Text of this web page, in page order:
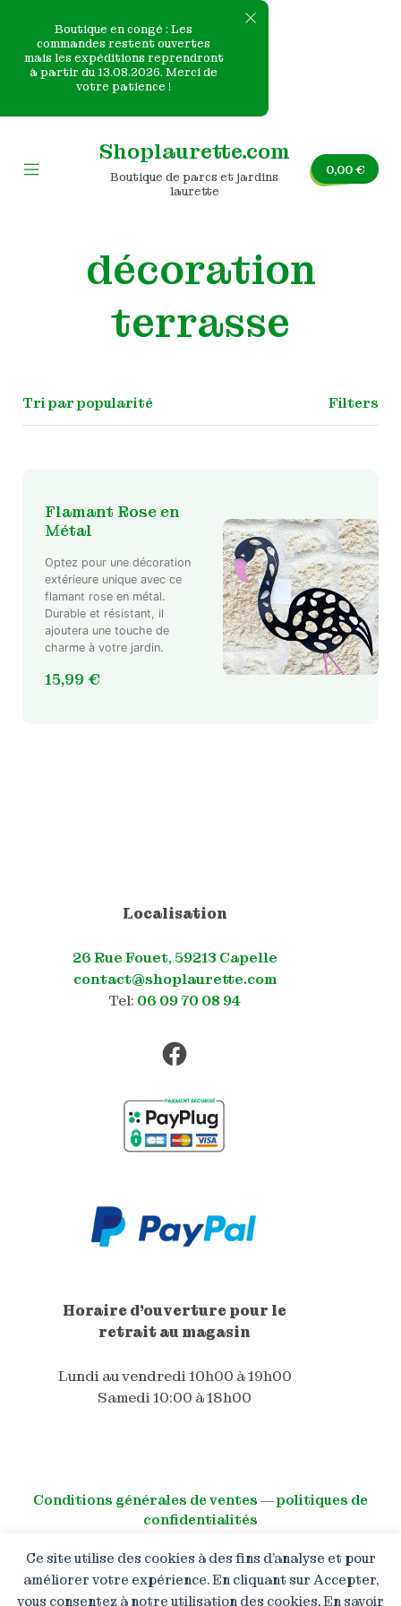
Boutique en congé : Les
commandes restent ouvertes
mais les expéditions reprendront
à partir du 13.08.2026. Merci de
votre patience !
Ce site utilise des cookies à des fins d’analyse et pour
améliorer votre expérience. En cliquant sur Accepter,
vous consentez à notre utilisation des cookies. En savoir
content
Shoplaurette.com
Boutique de parcs et jardins
laurette
0,00€
décoration
terrasse
Filters
Flamant Rose en
Métal
Optez pour une décoration
extérieure unique avec ce
flamant rose en métal.
Durable et résistant, il
ajoutera une touche de
charme à votre jardin.
15,99 €
Localisation
26 Rue Fouet, 59213 Capelle
contact@shoplaurette.com
Tel: 06 09 70 08 94
Facebook
Horaire d'ouverture pour le
retrait au magasin
Lundi au vendredi 10h00 à 19h00
Samedi 10:00 à 18h00
Conditions générales de ventes ―politiques de
confidentialités
© All right reserved
Boutique en congé : Les